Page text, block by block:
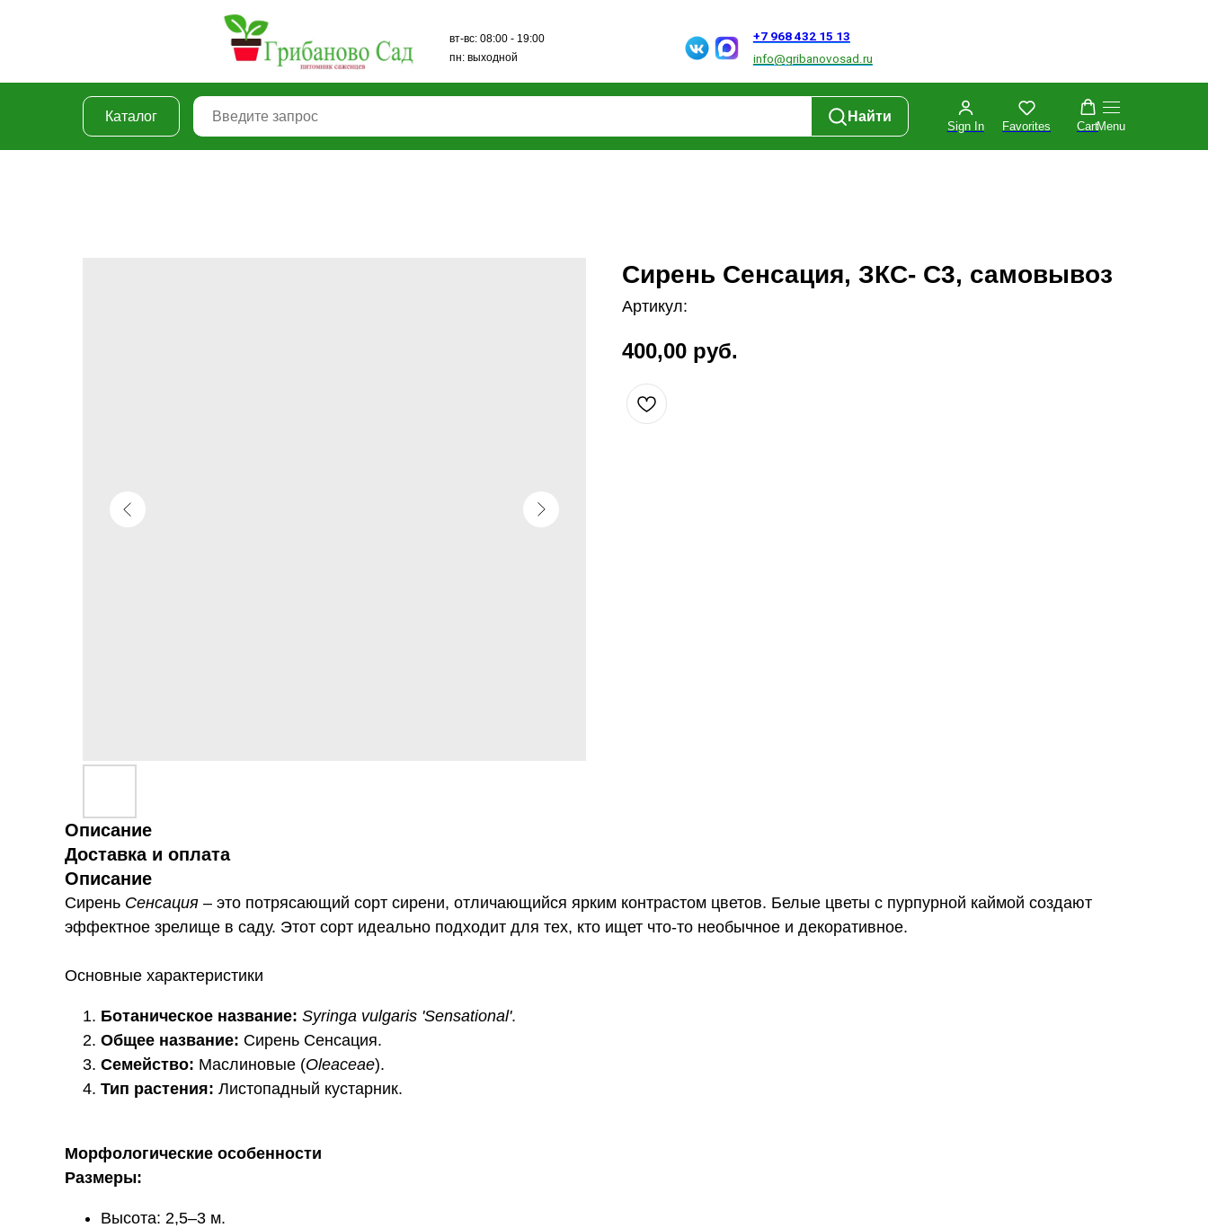
info@gribanovosad.ru
+7 968 432 15 13
вт-вс: 08:00 - 19:00
пн: выходной
Каталог Найти
Sign In Favorites CartMenu
Сирень Сенсация, ЗКС- C3, самовывоз
Артикул:
400,00 руб.
Описание
Доставка и оплата
Описание
Сирень Сенсация – это потрясающий сорт сирени, отличающийся ярким контрастом цветов. Белые цветы с пурпурной каймой создают
эффектное зрелище в саду. Этот сорт идеально подходит для тех, кто ищет что-то необычное и декоративное.
Основные характеристики
Ботаническое название: Syringa vulgaris 'Sensational'.
Общее название: Сирень Сенсация.
Семейство: Маслиновые (Oleaceae).
Тип растения: Листопадный кустарник.
Морфологические особенности
Размеры:
Высота: 2,5–3 м.